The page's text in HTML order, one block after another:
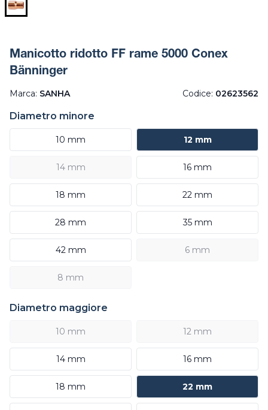
Manicotto ridotto FF rame 5000 Conex
Bänninger
Marca: SANHA Codice: 02623562
Diametro minore
10 mm 12 mm
14 mm 16 mm
18 mm 22 mm
28 mm 35 mm
42 mm 6 mm
8 mm
Diametro maggiore
10 mm 12 mm
14 mm 16 mm
18 mm 22 mm